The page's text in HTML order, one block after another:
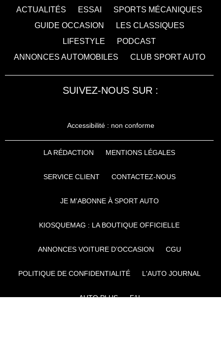
ACTUALITÉS ESSAI
SPORTS MÉCANIQUES
GUIDE OCCASION
LES CLASSIQUES
LIFESTYLE
PODCAST
ANNONCES AUTOMOBILES
CLUB SPORT AUTO
SUIVEZ-NOUS SUR :
Accessibilité : non conforme
LA RÉDACTION MENTIONS LÉGALES
SERVICE CLIENT CONTACTEZ-NOUS
JE M'ABONNE À SPORT AUTO
KIOSQUEMAG : LA BOUTIQUE OFFICIELLE
ANNONCES VOITURE D’OCCASION CGU
POLITIQUE DE CONFIDENTIALITÉ L'AUTO JOURNAL
AUTO PLUS F1I